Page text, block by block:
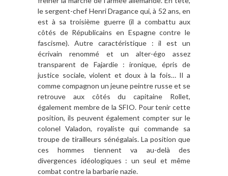
le sergent-chef Henri Dragance qui, à 52 ans, en
est à sa troisième guerre (il a combattu aux
côtés de Républicains en Espagne contre le
fascisme). Autre caractéristique : il est un
écrivain renommé et un alter-égo assez
transparent de Fajardie : ironique, épris de
justice sociale, violent et doux à la fois… Il a
comme compagnon un jeune peintre russe et se
retrouve aux côtés du capitaine Rollet,
également membre de la SFIO. Pour tenir cette
position, ils peuvent également compter sur le
colonel Valadon, royaliste qui commande sa
troupe de tirailleurs sénégalais. La position que
ces hommes tiennent va au-delà des
divergences idéologiques : un seul et même
combat contre la barbarie nazie.